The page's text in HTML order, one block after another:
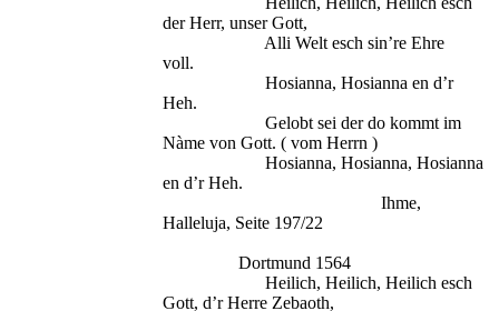
der Herr, unser Gott,
Alli Welt esch sin’re Ehre
voll.
Hosianna, Hosianna en d’r
Heh.
Gelobt sei der do kommt im
Nàme von Gott. ( vom Herrn )
Hosianna, Hosianna, Hosianna
en d’r Heh.
Ihme,
Halleluja, Seite 197/22
Dortmund 1564
Heilich, Heilich, Heilich esch
Gott, d’r Herre Zebaoth,